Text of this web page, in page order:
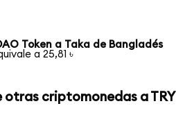
Token a Taka de Bangladés
a 25,81 ৳
otras criptomonedas a TRY